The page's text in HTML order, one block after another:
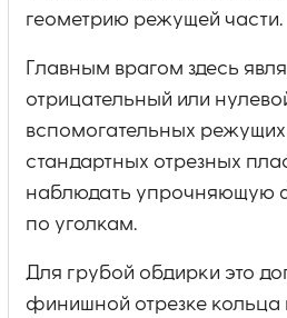
геометрию режущей части.
Главным врагом здесь
отрицательный или
вспомогательных
стандартных отрезных
наблюдать упрочняющую
по уголкам.
Для грубой обдирки это
финишной отрезке кольца